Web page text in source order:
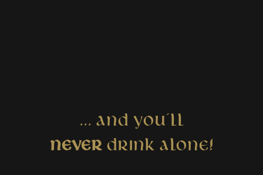
... AND YOU´LL
NEVERDRINK ALONE!